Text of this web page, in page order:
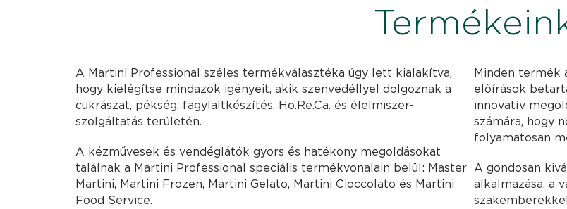
A Martini Professional széles termékválasztéka úgy lett kialakítva,
hogy kielégítse mindazok igényeit, akik szenvedéllyel dolgoznak a
cukrászat, pékség, fagylaltkészítés, Ho.Re.Ca. és élelmiszer-
szolgáltatás területén.
A kézművesek és vendéglátók gyors és hatékony megoldásokat
találnak a Martini Professional speciális termékvonalain belül: Master
Martini, Martini Frozen, Martini Gelato, Martini Cioccolato és Martini
Food Service.
Minden termék
előírások
innovatív
számára, hogy
folyamatosan
A gondosan
alkalmazása, a